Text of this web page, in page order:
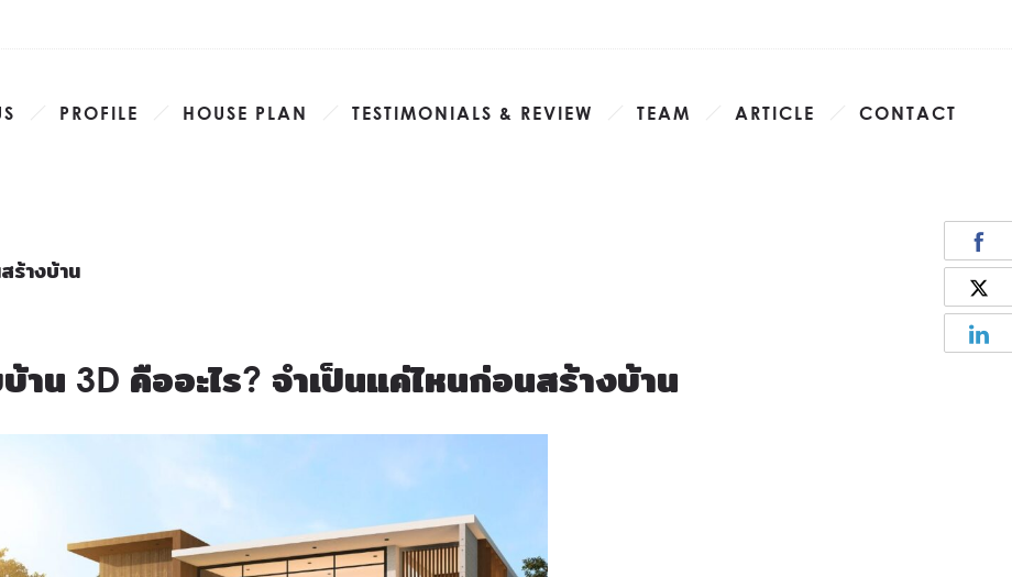
PROFILE HOUSE PLAN TESTIMONIALS & REVIEW TEAM ARTICLE CONTACT
ร้างบ้าน
าน 3D คืออะไร? จำเป็นแค่ไหนก่อนสร้างบ้าน